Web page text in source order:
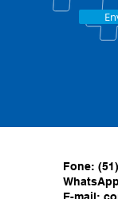
Fone: